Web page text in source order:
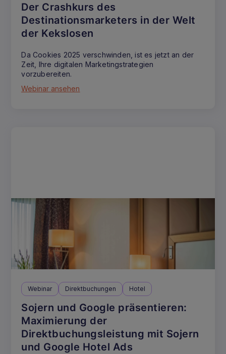
Der Crashkurs des
Destinationsmarketers in der Welt
der Kekslosen
Da Cookies 2025 verschwinden, ist es jetzt an der
Zeit, Ihre digitalen Marketingstrategien
vorzubereiten.
Webinar ansehen
Webinar Direktbuchungen Hotel
Sojern und Google präsentieren:
Maximierung der
Direktbuchungsleistung mit Sojern
und Google Hotel Ads